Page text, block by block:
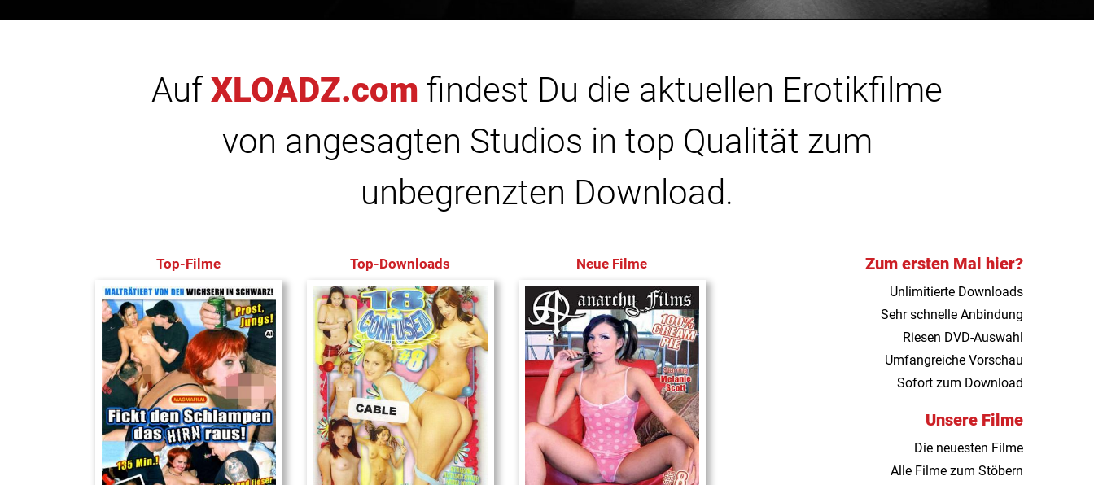
Auf XLOADZ.com findest Du die aktuellen Erotikfilme
von angesagten Studios in top Qualität zum
unbegrenzten Download.
Top-Filme Top-Downloads Neue Filme Zum ersten Mal hier?
Unlimitierte Downloads
Sehr schnelle Anbindung
Riesen DVD-Auswahl
Umfangreiche Vorschau
Sofort zum Download
Unsere Filme
Die neuesten Filme
Alle Filme zum Stöbern